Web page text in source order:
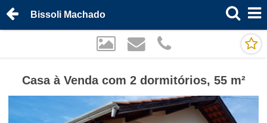
Bissoli Machado
Casa à Venda com 2 dormitórios, 55 m²